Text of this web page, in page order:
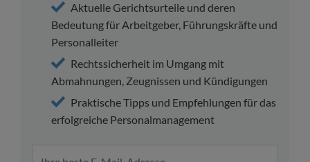
Aktuelle Gerichtsurteile und deren
Bedeutung für Arbeitgeber, Führungskräfte und
Personalleiter
Rechtssicherheit im Umgang mit
Abmahnungen, Zeugnissen und Kündigungen
Praktische Tipps und Empfehlungen für das
erfolgreiche Personalmanagement